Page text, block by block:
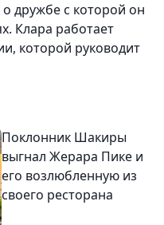
дружбе с которой он
Клара работает
которой руководит
Поклонник Шакиры
выгнал Жерара Пике и
его возлюбленную из
своего ресторана